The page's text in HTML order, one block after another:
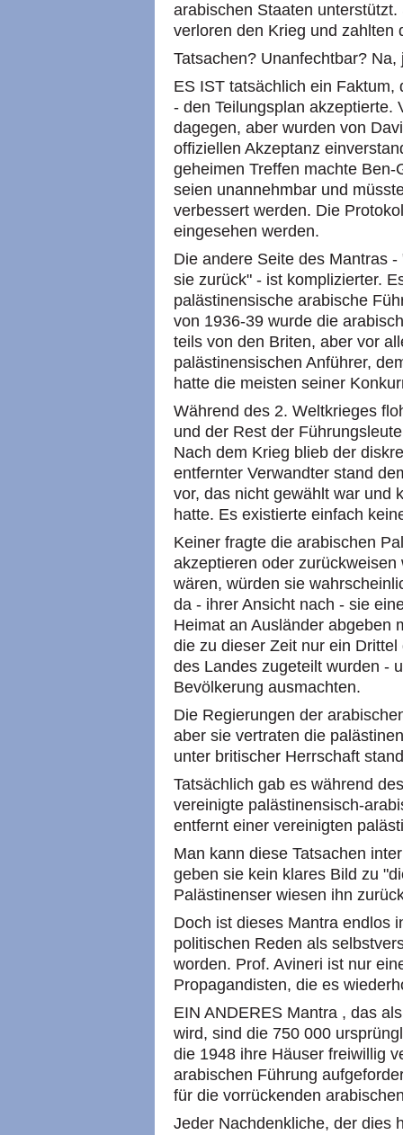
arabischen Staaten
verloren den Krieg und zahlten
Tatsachen? Unanfechtbar?
ES IST tatsächlich ein
- den Teilungsplan akzeptierte.
dagegen, aber wurden von
offiziellen Akzeptanz
geheimen Treffen machte
seien unannehmbar und
verbessert werden. Die
eingesehen werden.
Die andere Seite des Mantras
sie zurück" - ist komplizierter.
palästinensische arabische
von 1936-39 wurde die
teils von den Briten, aber vor
palästinensischen Anführer,
hatte die meisten seiner
Während des 2. Weltkrieges
und der Rest der
Nach dem Krieg blieb der
entfernter Verwandter stand
vor, das nicht gewählt war und
hatte. Es existierte einfach
Keiner fragte die arabischen
akzeptieren oder
wären, würden sie
da - ihrer Ansicht nach - sie
Heimat an Ausländer abgeben
die zu dieser Zeit nur ein
des Landes zugeteilt wurden -
Bevölkerung ausmachten.
Die Regierungen der
aber sie vertraten die
unter britischer Herrschaft
Tatsächlich gab es während
vereinigte palästinensisch-
entfernt einer vereinigten
Man kann diese Tatsachen
geben sie kein klares Bild zu
Palästinenser wiesen ihn
Doch ist dieses Mantra endlos
politischen Reden als
worden. Prof. Avineri ist nur
Propagandisten, die es
EIN ANDERES Mantra , das
wird, sind die 750 000
die 1948 ihre Häuser freiwillig
arabischen Führung
für die vorrückenden
Jeder Nachdenkliche, der dies